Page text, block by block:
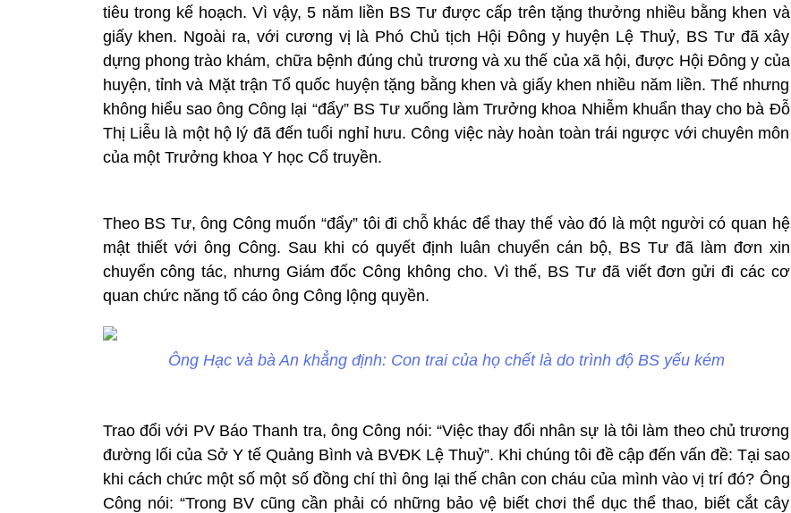
tiêu trong kế hoạch. Vì vậy, 5 năm liền BS Tư được cấp trên tặng thưởng nhiều bằng khen và
giấy khen. Ngoài ra, với cương vị là Phó Chủ tịch Hội Đông y huyện Lệ Thuỷ, BS Tư đã xây
dựng phong trào khám, chữa bệnh đúng chủ trương và xu thế của xã hội, được Hội Đông y của
huyện, tỉnh và Mặt trận Tổ quốc huyện tặng bằng khen và giấy khen nhiều năm liền. Thế nhưng
không hiểu sao ông Công lại “đẩy” BS Tư xuống làm Trưởng khoa Nhiễm khuẩn thay cho bà Đỗ
Thị Liễu là một hộ lý đã đến tuổi nghỉ hưu. Công việc này hoàn toàn trái ngược với chuyên môn
của một Trưởng khoa Y học Cổ truyền.
Theo BS Tư, ông Công muốn “đẩy” tôi đi chỗ khác để thay thế vào đó là một người có quan hệ
mật thiết với ông Công. Sau khi có quyết định luân chuyển cán bộ, BS Tư đã làm đơn xin
chuyển công tác, nhưng Giám đốc Công không cho. Vì thế, BS Tư đã viết đơn gửi đi các cơ
quan chức năng tố cáo ông Công lộng quyền.
Ông Hạc và bà An khẳng định: Con trai của họ chết là do trình độ BS yếu kém
Trao đổi với PV Báo Thanh tra, ông Công nói: “Việc thay đổi nhân sự là tôi làm theo chủ trương
đường lối của Sở Y tế Quảng Bình và BVĐK Lệ Thuỷ”. Khi chúng tôi đề cập đến vấn đề: Tại sao
khi cách chức một số một số đồng chí thì ông lại thế chân con cháu của mình vào vị trí đó? Ông
Công nói: “Trong BV cũng cần phải có những bảo vệ biết chơi thể dục thể thao, biết cắt cây